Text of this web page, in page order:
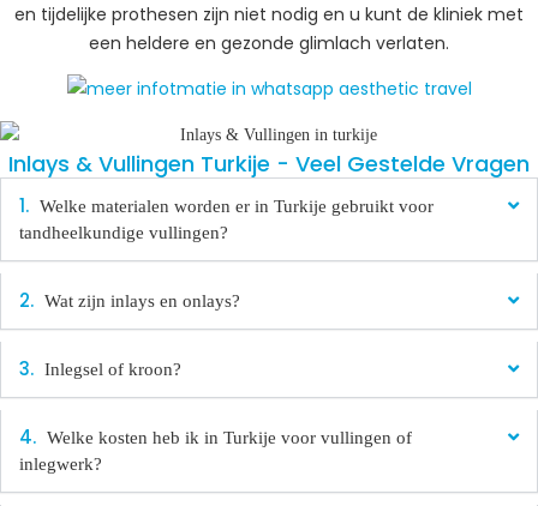
en tijdelijke prothesen zijn niet nodig en u kunt de kliniek met
een heldere en gezonde glimlach verlaten.
Inlays & Vullingen Turkije - Veel Gestelde Vragen​
Welke materialen worden er in Turkije gebruikt voor
tandheelkundige vullingen?
Wat zijn inlays en onlays?
Inlegsel of kroon?
Welke kosten heb ik in Turkije voor vullingen of
inlegwerk?